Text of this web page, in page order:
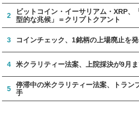
2
ビットコイン・イーサリアム・XRP、
型的な兆候」＝クリプトクアント
3 コインチェック、1銘柄の上場廃止を
4 米クラリティー法案、上院採決が9月
5
停滞中の米クラリティー法案、トラン
手